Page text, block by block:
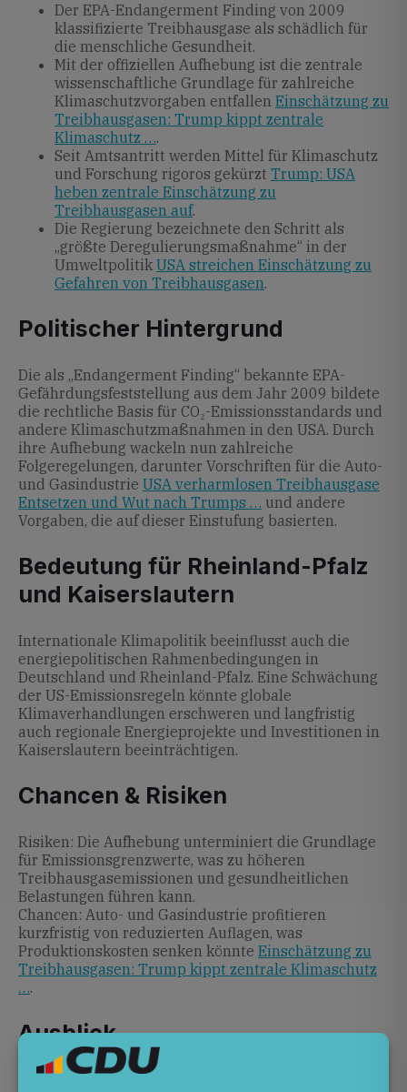
Der EPA-Endangerment Finding von 2009
klassifizierte Treibhausgase als schädlich für
die menschliche Gesundheit.
Mit der offiziellen Aufhebung ist die zentrale
wissenschaftliche Grundlage für zahlreiche
Klimaschutzvorgaben entfallen Einschätzung zu
Treibhausgasen: Trump kippt zentrale
Klimaschutz ….
Seit Amtsantritt werden Mittel für Klimaschutz
und Forschung rigoros gekürzt Trump: USA
heben zentrale Einschätzung zu
Treibhausgasen auf.
Die Regierung bezeichnete den Schritt als
„größte Deregulierungsmaßnahme“ in der
Umweltpolitik USA streichen Einschätzung zu
Gefahren von Treibhausgasen.
Politischer Hintergrund
Die als „Endangerment Finding“ bekannte EPA-
Gefährdungsfeststellung aus dem Jahr 2009 bildete
die rechtliche Basis für CO₂-Emissionsstandards und
andere Klimaschutzmaßnahmen in den USA. Durch
ihre Aufhebung wackeln nun zahlreiche
Folgeregelungen, darunter Vorschriften für die Auto-
und Gasindustrie USA verharmlosen Treibhausgase
Entsetzen und Wut nach Trumps … und andere
Vorgaben, die auf dieser Einstufung basierten.
Bedeutung für Rheinland-Pfalz
und Kaiserslautern
Internationale Klimapolitik beeinflusst auch die
energiepolitischen Rahmenbedingungen in
Deutschland und Rheinland-Pfalz. Eine Schwächung
der US-Emissionsregeln könnte globale
Klimaverhandlungen erschweren und langfristig
auch regionale Energieprojekte und Investitionen in
Kaiserslautern beeinträchtigen.
Chancen & Risiken
Risiken: Die Aufhebung unterminiert die Grundlage
für Emissionsgrenzwerte, was zu höheren
Treibhausgasemissionen und gesundheitlichen
Belastungen führen kann.
Chancen: Auto- und Gasindustrie profitieren
kurzfristig von reduzierten Auflagen, was
Produktionskosten senken könnte Einschätzung zu
Treibhausgasen: Trump kippt zentrale Klimaschutz
….
Ausblick
Die Entscheidung setzt einen neuen Ton in der US-